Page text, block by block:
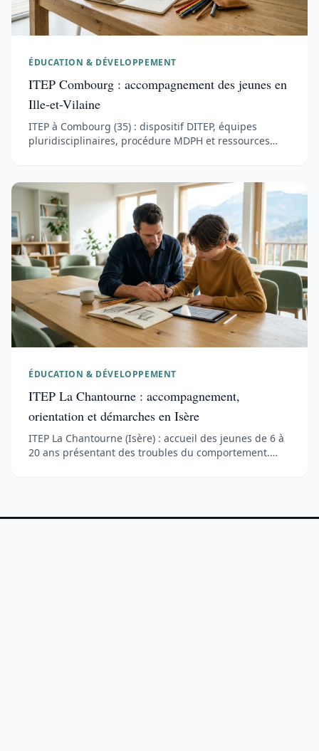
ÉDUCATION & DÉVELOPPEMENT
ITEP Combourg : accompagnement des jeunes en
Ille-et-Vilaine
ITEP à Combourg (35) : dispositif DITEP, équipes
pluridisciplinaires, procédure MDPH et ressources
ÉDUCATION & DÉVELOPPEMENT
ITEP La Chantourne : accompagnement,
orientation et démarches en Isère
ITEP La Chantourne (Isère) : accueil des jeunes de 6 à
20 ans présentant des troubles du comportement.